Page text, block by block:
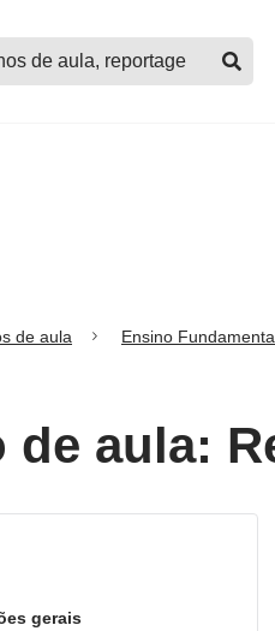
de aula Ensino
de aula:
gerais